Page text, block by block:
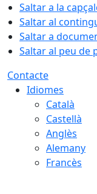
Saltar a la
Saltar al
Saltar a
Saltar al peu de
Contacte
Idiomes
Català
Castellà
Anglès
Alemany
Francès